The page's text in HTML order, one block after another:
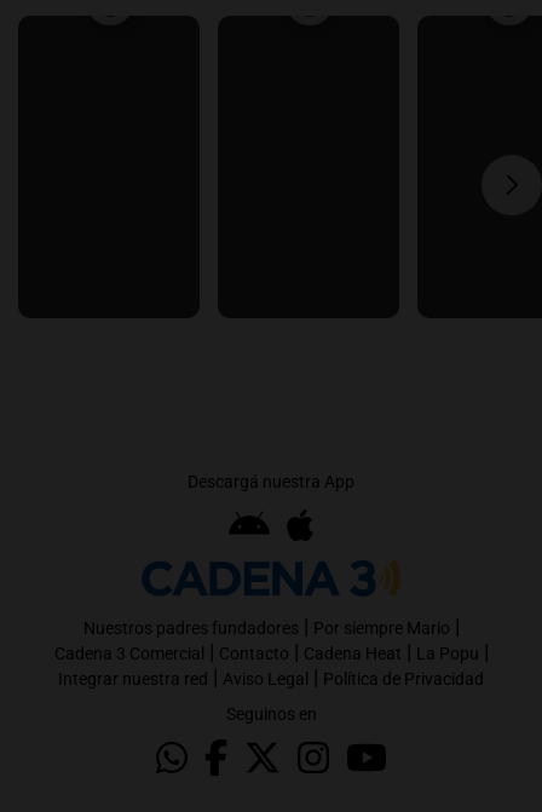
Descargá nuestra App
Nuestros padres fundadores | Por siempre Mario |
Cadena 3 Comercial | Contacto | Cadena Heat | La Popu |
Integrar nuestra red | Aviso Legal | Política de Privacidad
Seguinos en